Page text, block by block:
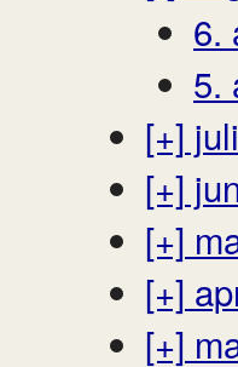
6.
5.
[+]
[+]
[+]
[+]
[+]